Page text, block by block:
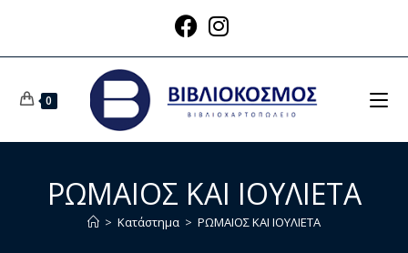
0
ΡΩΜΑΙΟΣ ΚΑΙ ΙΟΥΛΙΕΤΑ
> Κατάστημα > ΡΩΜΑΙΟΣ ΚΑΙ ΙΟΥΛΙΕΤΑ